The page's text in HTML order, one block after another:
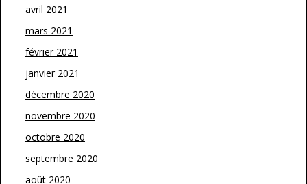
avril 2021
mars 2021
février 2021
janvier 2021
décembre 2020
novembre 2020
octobre 2020
septembre 2020
août 2020